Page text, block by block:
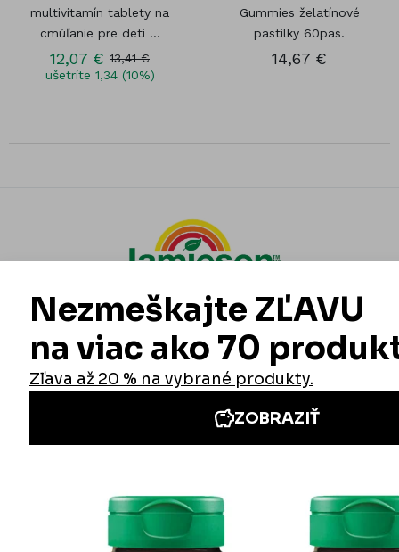
multivitamín tablety na
cmúľanie pre deti ...
12,07 € 13,41 €
ušetríte 1,34 (10%)
Gummies želatínové
pastilky 60pas.
14,67 €
Iné stránky Jamieson